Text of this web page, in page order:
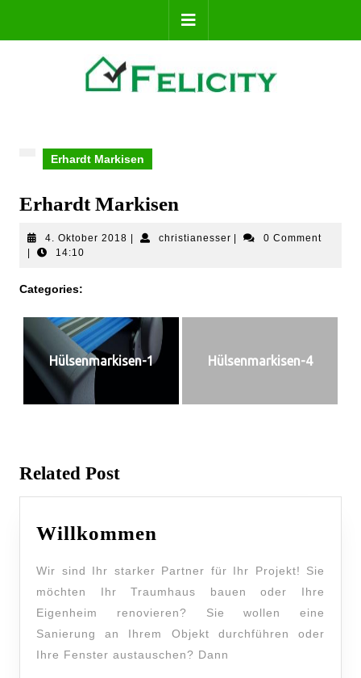
Erhardt Markisen
Erhardt Markisen
4. Oktober 2018 christianesser
0 Comment
14:10
Categories:
Hülsenmarkisen-1 Hülsenmarkisen-4
Related Post
Willkommen
Wir sind Ihr starker Partner für Ihr Projekt! Sie
möchten Ihr Traumhaus bauen oder Ihre
Eigenheim renovieren? Sie wollen eine
Sanierung an Ihrem Objekt durchführen oder
Ihre Fenster austauschen? Dann